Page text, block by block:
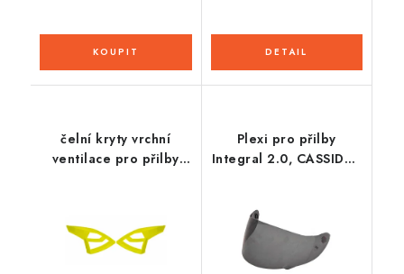
čelní kryty vrchní
ventilace pro přilby
Plexi pro přilby
Integral 2.0, CASSIDA -